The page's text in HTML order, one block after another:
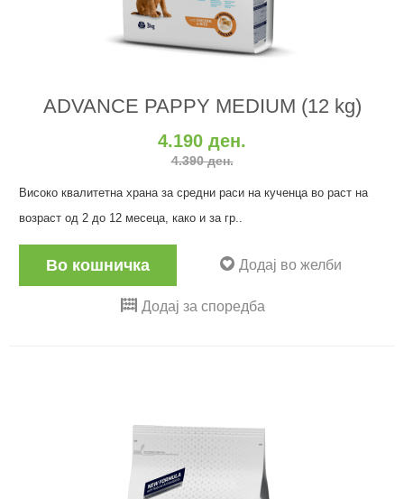
ADVANCE PAPPY MEDIUM (12 kg)
4.190 ден.
4.390 ден.
Високо квалитетна храна за средни раси на кученца во раст на
возраст од 2 до 12 месеца, како и за гр..
Во кошничка Додај во желби
Додај за споредба